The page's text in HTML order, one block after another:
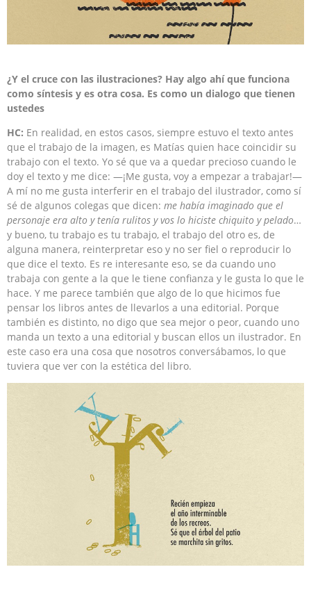
¿Y el cruce con las ilustraciones? Hay algo ahí que funciona
como síntesis y es otra cosa. Es como un dialogo que tienen
ustedes
HC: En realidad, en estos casos, siempre estuvo el texto antes
que el trabajo de la imagen, es Matías quien hace coincidir su
trabajo con el texto. Yo sé que va a quedar precioso cuando le
doy el texto y me dice: —¡Me gusta, voy a empezar a trabajar!—
A mí no me gusta interferir en el trabajo del ilustrador, como sí
sé de algunos colegas que dicen: me había imaginado que el
personaje era alto y tenía rulitos y vos lo hiciste chiquito y pelado…
y bueno, tu trabajo es tu trabajo, el trabajo del otro es, de
alguna manera, reinterpretar eso y no ser fiel o reproducir lo
que dice el texto. Es re interesante eso, se da cuando uno
trabaja con gente a la que le tiene confianza y le gusta lo que le
hace. Y me parece también que algo de lo que hicimos fue
pensar los libros antes de llevarlos a una editorial. Porque
también es distinto, no digo que sea mejor o peor, cuando uno
manda un texto a una editorial y buscan ellos un ilustrador. En
este caso era una cosa que nosotros conversábamos, lo que
tuviera que ver con la estética del libro.